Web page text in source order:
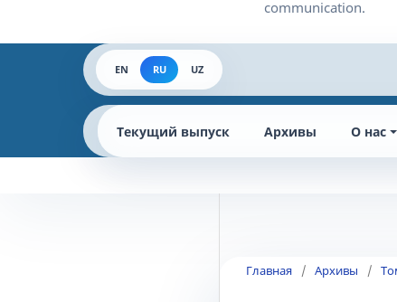
EN RU UZ
Текущий выпуск Архивы О нас
Главная / Архивы /